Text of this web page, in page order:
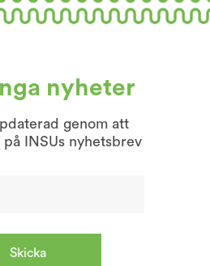
nyheter
genom att
INSUs nyhetsbrev